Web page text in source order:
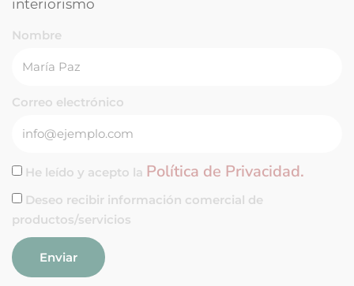
interiorismo
Nombre
Correo electrónico
He leído y acepto la Política de Privacidad.
Deseo recibir información comercial de
productos/servicios
Enviar